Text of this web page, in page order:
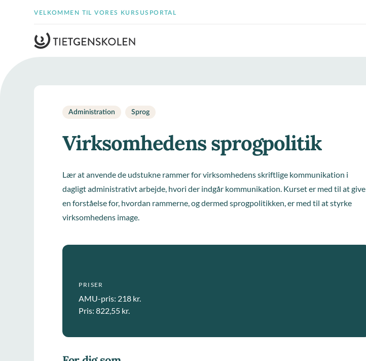
VELKOMMEN TIL VORES KURSUSPORTAL
Administration Sprog
Virksomhedens sprogpolitik
Lær at anvende de udstukne rammer for virksomhedens skriftlige kommunikation i
dagligt administrativt arbejde, hvori der indgår kommunikation. Kurset er med til at give
en forståelse for, hvordan rammerne, og dermed sprogpolitikken, er med til at styrke
virksomhedens image.
PRISER
AMU-pris: 218 kr.
Pris: 822,55 kr.